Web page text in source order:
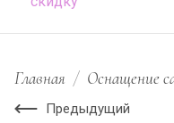
Главная / Оснащение
Предыдущий